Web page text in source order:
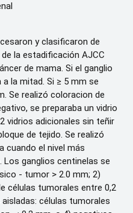
y clasificaron de
la estadificación AJCC
de mama. Si el ganglio
la mitad. Si ≥ 5 mm se
Se realizó coloracion de
se preparaba un vidrio
vidrios adicionales sin teñir
de tejido. Se realizó
cuando el nivel más
ganglios centinelas se
- tumor > 2.0 mm; 2)
células tumorales entre 0,2
células tumorales